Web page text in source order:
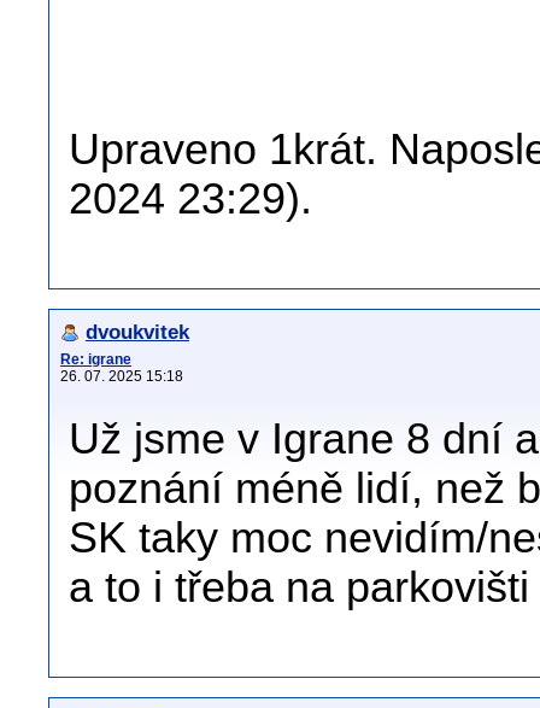
Upraveno 1krát.
2024 23:29).
dvoukvitek
Re: igrane
26. 07. 2025 15:18
Už jsme v Igrane 8 dní
poznání méně lidí, než
SK taky moc nevidím/
a to i třeba na